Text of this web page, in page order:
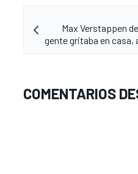
Max Verstappen
gente gritaba en casa,
COMENTARIOS